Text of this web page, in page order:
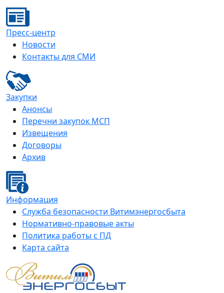
Пресс-центр
Новости
Контакты для СМИ
Закупки
Анонсы
Перечни закупок МСП
Извещения
Договоры
Архив
Информация
Служба безопасности Витимэнергосбыта
Нормативно-правовые акты
Политика работы с ПД
Карта сайта